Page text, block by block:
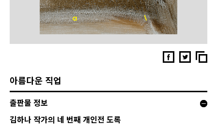
아름다운 직업
출판물 정보
김하나 작가의 네 번째 개인전 도록